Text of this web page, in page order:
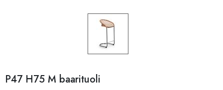
P47 H75 M baarituoli